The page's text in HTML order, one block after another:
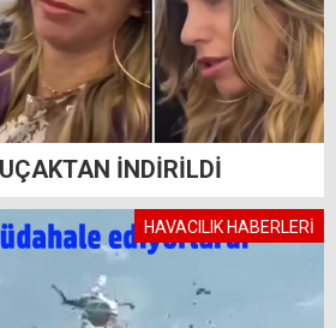
İNDİRİLDİ
HAVACILIK HABERLERİ